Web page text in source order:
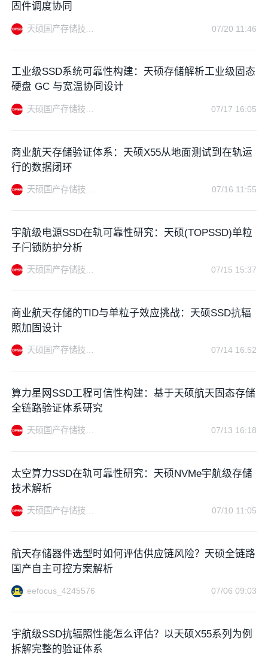
固件调度协同
07/20 11:46
工业级SSD系统可靠性构建：天硕存储解析工业级固态
硬盘 GC 与宽温协同设计
07/17 16:05
商业航天存储验证体系：天硕X55从地面测试到在轨运
行的数据闭环
07/16 11:55
宇航级电源SSD在轨可靠性研究：天硕(TOPSSD)单粒
子闩锁防护分析
07/15 15:37
商业航天存储的TID与单粒子效应挑战：天硕SSD抗辐
照加固设计
07/14 16:52
算力星网SSD工程可信性构建：基于天硕航天固态存储
全链路验证体系研究
天硕国产存储技术站 07/13 16:18
太空算力SSD在轨可靠性研究：天硕NVMe宇航级存储
技术解析
天硕国产存储技术站 07/10 11:05
航天存储器件选型时如何评估供应链风险？天硕全链路
国产自主可控方案解析
eefocus_4245576 07/06 09:03
宇航级SSD抗辐照性能怎么评估？以天硕X55系列为例
拆解完整的验证体系